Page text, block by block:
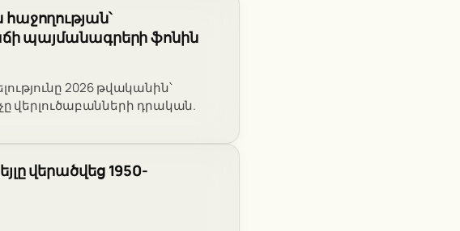
պայմանագրերի ֆոնին
2026 թվականին՝
վերլուծաբանների դրական.
վերածվեց 1950-